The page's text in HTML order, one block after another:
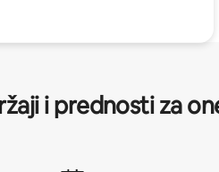
i prednosti za